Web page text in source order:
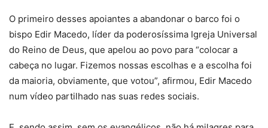
O primeiro desses apoiantes a abandonar o barco foi o
bispo Edir Macedo, líder da poderosíssima Igreja Universal
do Reino de Deus, que apelou ao povo para “colocar a
cabeça no lugar. Fizemos nossas escolhas e a escolha foi
da maioria, obviamente, que votou”, afirmou, Edir Macedo
num vídeo partilhado nas suas redes sociais.